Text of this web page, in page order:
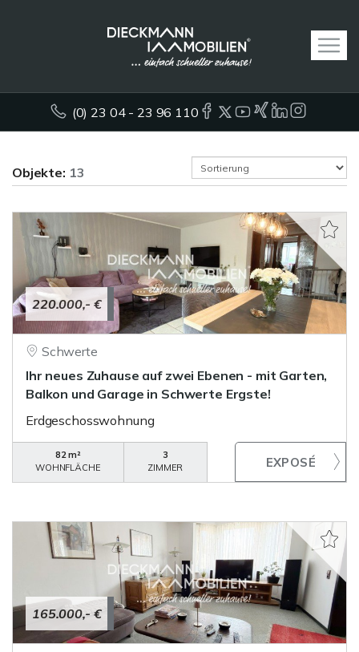
(0) 23 04 - 23 96 110
Objekte: 13
220.000,- €
Schwerte
Ihr neues Zuhause auf zwei Ebenen - mit Garten,
Balkon und Garage in Schwerte Ergste!
Erdgeschosswohnung
82 m²
WOHNFLÄCHE
3
ZIMMER
165.000,- €